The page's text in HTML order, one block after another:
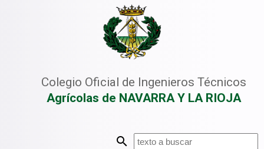
Colegio Oficial de Ingenieros Técnicos
Agrícolas de NAVARRA Y LA RIOJA